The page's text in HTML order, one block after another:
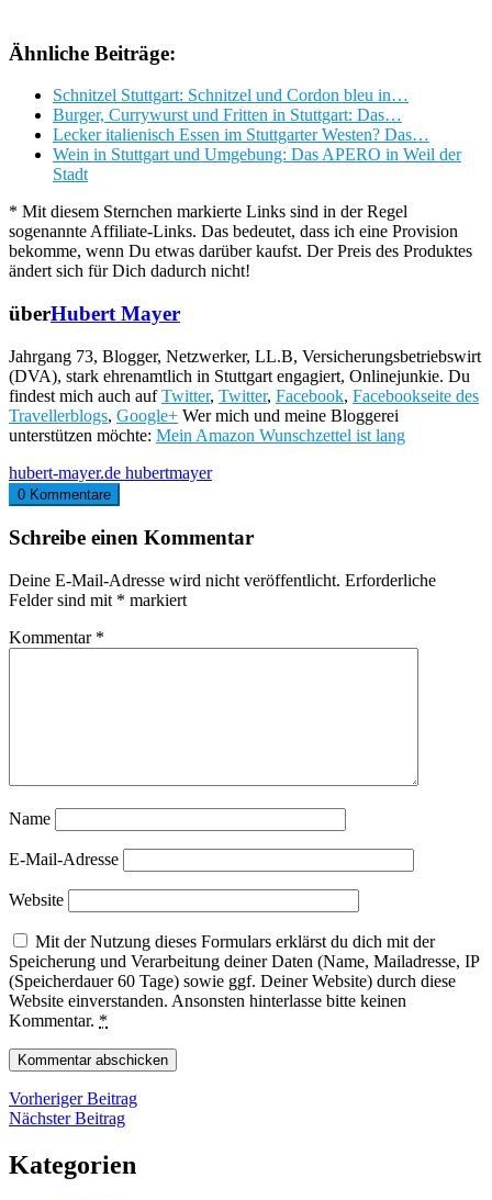
Ähnliche Beiträge:
Schnitzel Stuttgart: Schnitzel und Cordon bleu in…
Burger, Currywurst und Fritten in Stuttgart: Das…
Lecker italienisch Essen im Stuttgarter Westen? Das…
Wein in Stuttgart und Umgebung: Das APERO in Weil der
Stadt
* Mit diesem Sternchen markierte Links sind in der Regel
sogenannte Affiliate-Links. Das bedeutet, dass ich eine Provision
bekomme, wenn Du etwas darüber kaufst. Der Preis des Produktes
ändert sich für Dich dadurch nicht!
überHubert Mayer
Jahrgang 73, Blogger, Netzwerker, LL.B, Versicherungsbetriebswirt
(DVA), stark ehrenamtlich in Stuttgart engagiert, Onlinejunkie. Du
findest mich auch aufTwitter, Twitter, Facebook, Facebookseite des
Travellerblogs, Google+ Wer mich und meine Bloggerei
unterstützen möchte: Mein Amazon Wunschzettel ist lang
hubert-mayer.de hubertmayer
0 Kommentare
Schreibe einen Kommentar
Deine E-Mail-Adresse wird nicht veröffentlicht. Erforderliche
Felder sind mit * markiert
Kommentar *
Name
E-Mail-Adresse
Website
Mit der Nutzung dieses Formulars erklärst du dich mit der
Speicherung und Verarbeitung deiner Daten (Name, Mailadresse, IP
(Speicherdauer 60 Tage) sowie ggf. Deiner Website) durch diese
Website einverstanden. Ansonsten hinterlasse bitte keinen
Kommentar. *
Beitragsnavigation
Vorheriger BeitragVorheriger
Nächster BeitragNächster
Kategorien